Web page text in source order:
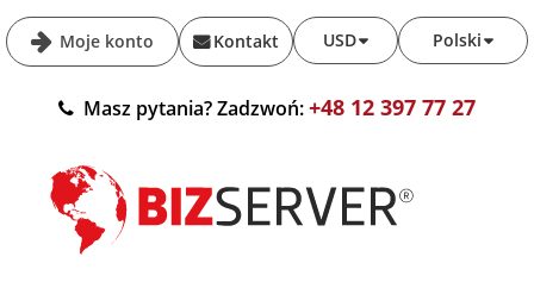
Moje konto Polski
USD
Kontakt
Masz pytania? Zadzwoń:+48 12 397 77 27